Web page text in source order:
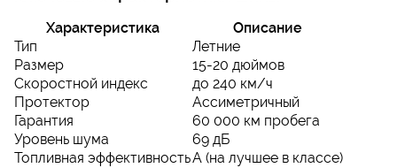
Характеристика
Описание
Тип
Летние
Размер
15-20 дюймов
Скоростной индекс
до 240 км/ч
Протектор
Ассиметричный
Гарантия
60 000 км пробега
Уровень шума
69 дБ
Топливная эффективностьA (на лучшее в классе)